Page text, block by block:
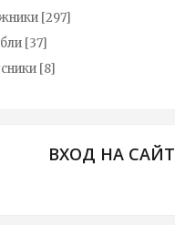
[297]
[37]
[8]
ВХОД НА САЙТ